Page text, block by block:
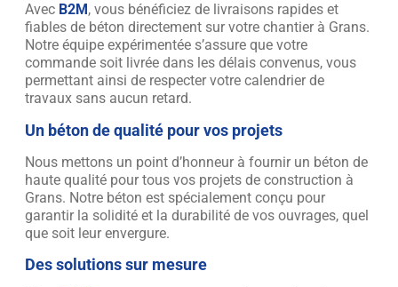
Avec B2M , vous bénéficiez de livraisons rapides et
fiables de béton directement sur votre chantier à Grans.
Notre équipe expérimentée s’assure que votre
commande soit livrée dans les délais convenus, vous
permettant ainsi de respecter votre calendrier de
travaux sans aucun retard.
Un béton de qualité pour vos projets
Nous mettons un point d’honneur à fournir un béton de
haute qualité pour tous vos projets de construction à
Grans. Notre béton est spécialement conçu pour
garantir la solidité et la durabilité de vos ouvrages, quel
que soit leur envergure.
Des solutions sur mesure